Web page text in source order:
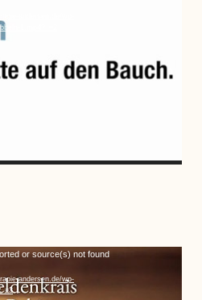
andersen.de/wp-
1.mp4?_=2
or source(s) not found
andersen.de/wp-